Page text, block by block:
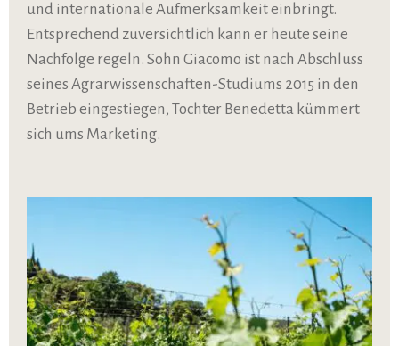
und internationale Aufmerksamkeit einbringt.
Entsprechend zuversichtlich kann er heute seine
Nachfolge regeln. Sohn Giacomo ist nach Abschluss
seines Agrarwissenschaften-Studiums 2015 in den
Betrieb eingestiegen, Tochter Benedetta kümmert
sich ums Marketing.